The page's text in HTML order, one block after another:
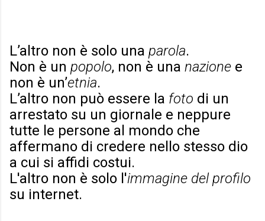
L’altro non è solo una parola.
Non è un popolo, non è una nazione e
non è un’etnia.
L’altro non può essere la foto di un
arrestato su un giornale e neppure
tutte le persone al mondo che
affermano di credere nello stesso dio
a cui si affidi costui.
L'altro non è solo l'immagine del profilo
su internet.